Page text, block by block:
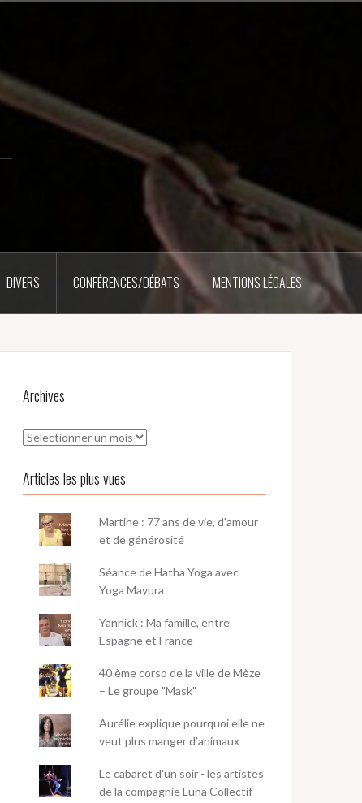
DIVERS CONFÉRENCES/DÉBATS MENTIONS LÉGALES
Archives
Archives
Articles les plus vues
Martine : 77 ans de vie, d'amour
et de générosité
Séance de Hatha Yoga avec
Yoga Mayura
Yannick : Ma famille, entre
Espagne et France
40 ème corso de la ville de Mèze
– Le groupe "Mask"
Aurélie explique pourquoi elle ne
veut plus manger d’animaux
Le cabaret d'un soir - les artistes
de la compagnie Luna Collectif